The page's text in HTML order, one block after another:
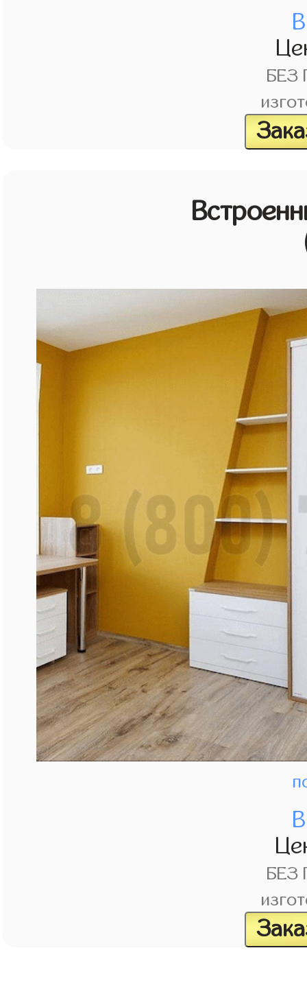
БЕЗ
БЕЗ